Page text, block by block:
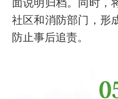
面说明归档。同时，
社区和消防部门，形
防止事后追责。